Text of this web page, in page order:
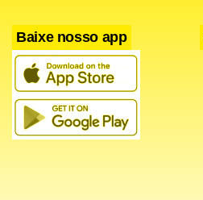
Baixe nosso app